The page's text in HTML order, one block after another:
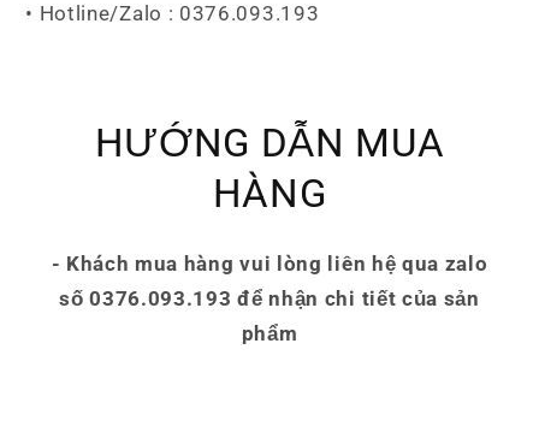
• Hotline/Zalo : 0376.093.193
HƯỚNG DẪN MUA
HÀNG
- Khách mua hàng vui lòng liên hệ qua zalo
số 0376.093.193 để nhận chi tiết của sản
phẩm